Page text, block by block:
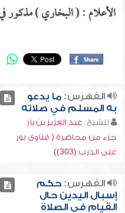
الأعلام : ( البخاري ) مذكور في
الفهرس:ما يدعو
به المسلم في صلاته
للشيخ: عبد العزيز بن باز
جزء من محاضرة ( فتاوى نور
على الدرب (303))
الفهرس:حكم
إسبال اليدين حال
القيام في الصلاة